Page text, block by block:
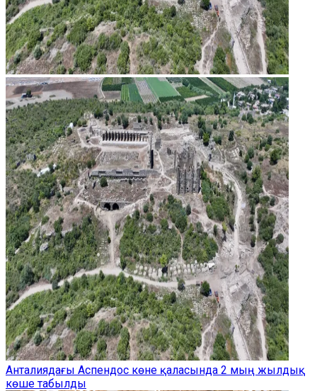
Анталиядағы Аспендос көне қаласында 2 мың жылдық
көше табылды